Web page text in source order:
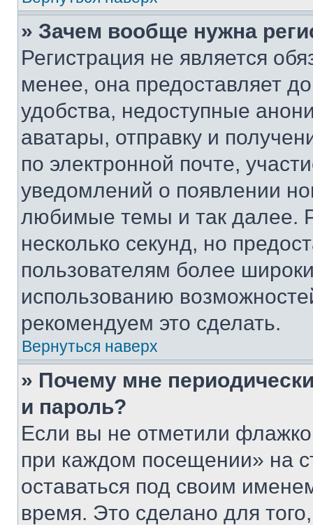
» Зачем вообще нужна
Регистрация не является
менее, она предоставляет
удобства, недоступные
аватары, отправку и
по электронной почте,
уведомлений о появлении
любимые темы и так далее.
несколько секунд, но
пользователям более
использованию
рекомендуем это сделать.
Вернуться наверх
» Почему мне
и пароль?
Если вы не отметили
при каждом посещении» на
оставаться под своим
время. Это сделано для